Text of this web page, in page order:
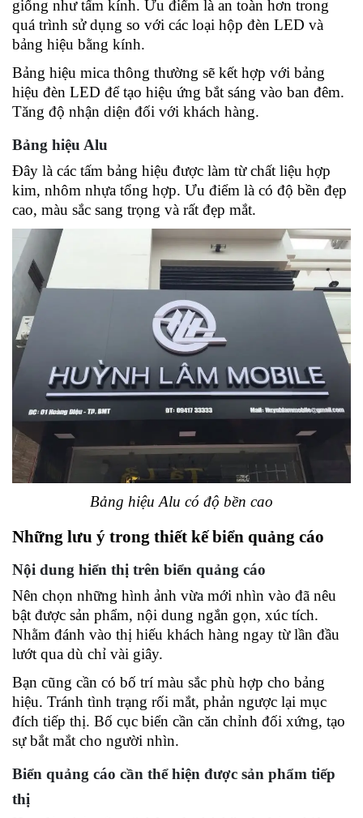
giống như tấm kính. Ưu điểm là an toàn hơn trong
quá trình sử dụng so với các loại hộp đèn LED và
bảng hiệu bằng kính.
Bảng hiệu mica thông thường sẽ kết hợp với bảng
hiệu đèn LED để tạo hiệu ứng bắt sáng vào ban đêm.
Tăng độ nhận diện đối với khách hàng.
Bảng hiệu Alu
Đây là các tấm bảng hiệu được làm từ chất liệu hợp
kim, nhôm nhựa tổng hợp. Ưu điểm là có độ bền đẹp
cao, màu sắc sang trọng và rất đẹp mắt.
Bảng hiệu Alu có độ bền cao
Những lưu ý trong thiết kế biển quảng cáo
Nội dung hiển thị trên biển quảng cáo
Nên chọn những hình ảnh vừa mới nhìn vào đã nêu
bật được sản phẩm, nội dung ngắn gọn, xúc tích.
Nhằm đánh vào thị hiếu khách hàng ngay từ lần đầu
lướt qua dù chỉ vài giây.
Bạn cũng cần có bố trí màu sắc phù hợp cho bảng
hiệu. Tránh tình trạng rối mắt, phản ngược lại mục
đích tiếp thị. Bố cục biển cần căn chỉnh đối xứng, tạo
sự bắt mắt cho người nhìn.
Biển quảng cáo cần thể hiện được sản phẩm tiếp
thị